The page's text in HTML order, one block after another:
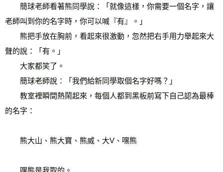
簡球老師看著熊同學說：「就像這樣，你需要一個名字，讓
老師叫到你的名字時，你可以喊『有』。」
熊把手放在胸前，看起來很激動，忽然把右手用力舉起來大
聲的說：「有。」
大家都笑了。
簡球老師說：「我們給新同學取個名字好嗎？」
教室裡瞬間熱鬧起來，每個人都到黑板前寫下自己認為最棒
的名字：
熊大山、熊大寶、熊威、大V、嘿熊